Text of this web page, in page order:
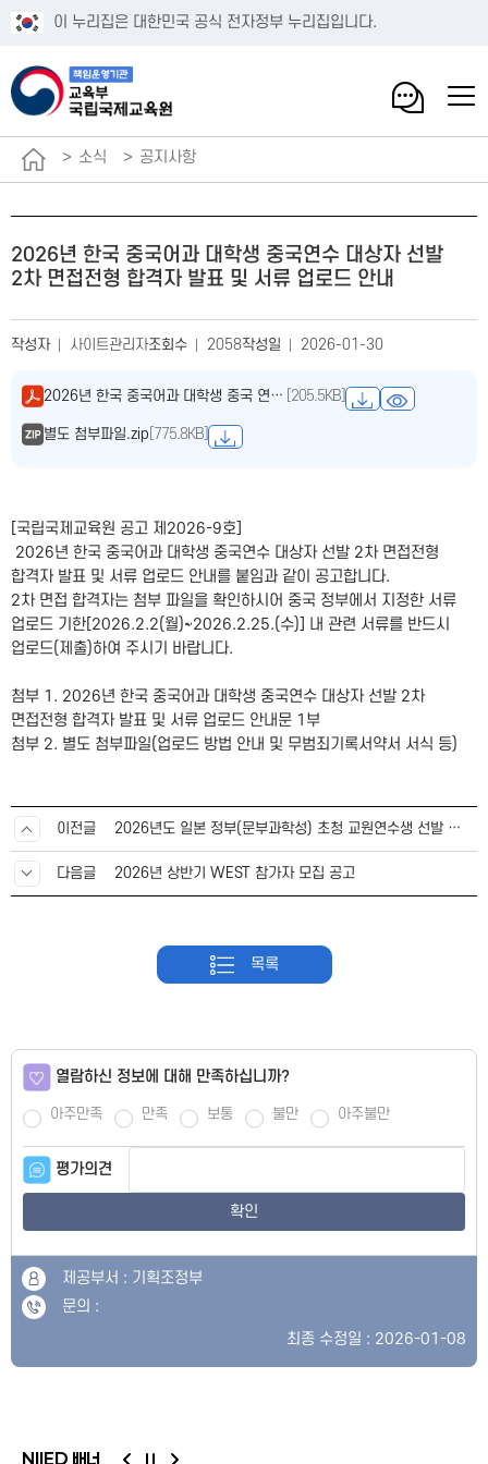
이 누리집은 대한민국 공식 전자정부 누리집입니다.
소식 공지사항
2026년 한국 중국어과 대학생 중국연수 대상자 선발
2차 면접전형 합격자 발표 및 서류 업로드 안내
작성자 사이트관리자조회수 2058작성일 2026-01-30
2026년 한국 중국어과 대학생 중국 연수 대상자 선발 2차 면접전형 합격자 발표 및 서류 업로드 안내.pdf [205.5KB]
별도 첨부파일.zip [775.8KB]
[국립국제교육원 공고 제2026-9호]
2026년 한국 중국어과 대학생 중국연수 대상자 선발 2차 면접전형
합격자 발표 및 서류 업로드 안내를 붙임과 같이 공고합니다.
2차 면접 합격자는 첨부 파일을 확인하시어 중국 정부에서 지정한 서류
업로드 기한[2026.2.2(월)~2026.2.25.(수)] 내 관련 서류를 반드시
업로드(제출)하여 주시기 바랍니다.
첨부 1. 2026년 한국 중국어과 대학생 중국연수 대상자 선발 2차
면접전형 합격자 발표 및 서류 업로드 안내문 1부
첨부 2. 별도 첨부파일(업로드 방법 안내 및 무범죄기록서약서 서식 등)​
이전글 2026년도 일본 정부(문부과학성) 초청 교원연수생 선발 안내
다음글 2026년 상반기 WEST 참가자 모집 공고
목록
열람하신 정보에 대해 만족하십니까?
아주만족 만족 보통 불만 아주불만
평가의견
확인
제공부서 : 기획조정부
문의 :
최종 수정일 : 2026-01-08
NIIED 배너